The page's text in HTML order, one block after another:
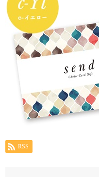
RSS